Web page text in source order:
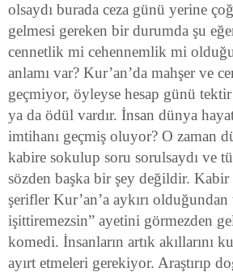
olsaydı burada ceza günü yerine
gelmesi gereken bir durumda şu
cennetlik mi cehennemlik mi
anlamı var? Kur’an’da mahşer ve
geçmiyor, öyleyse hesap günü tektir
ya da ödül vardır. İnsan dünya
imtihanı geçmiş oluyor? O zaman
kabire sokulup soru sorulsaydı ve
sözden başka bir şey değildir.
şerifler Kur’an’a aykırı
işittiremezsin” ayetini görmezden
komedi. İnsanların artık akıllarını
ayırt etmeleri gerekiyor. Araştırıp